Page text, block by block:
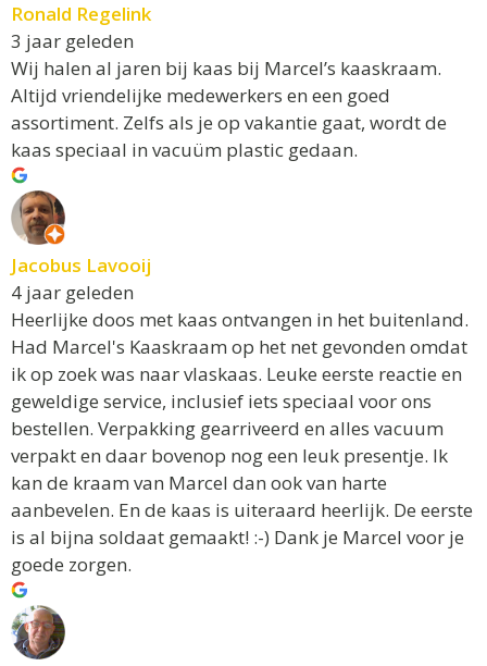
Ronald Regelink
3 jaar geleden
Wij halen al jaren bij kaas bij Marcel’s kaaskraam.
Altijd vriendelijke medewerkers en een goed
assortiment. Zelfs als je op vakantie gaat, wordt de
kaas speciaal in vacuüm plastic gedaan.
Jacobus Lavooij
4 jaar geleden
Heerlijke doos met kaas ontvangen in het buitenland.
Had Marcel's Kaaskraam op het net gevonden omdat
ik op zoek was naar vlaskaas. Leuke eerste reactie en
geweldige service, inclusief iets speciaal voor ons
bestellen. Verpakking gearriveerd en alles vacuum
verpakt en daar bovenop nog een leuk presentje. Ik
kan de kraam van Marcel dan ook van harte
aanbevelen. En de kaas is uiteraard heerlijk. De eerste
is al bijna soldaat gemaakt! :-) Dank je Marcel voor je
goede zorgen.